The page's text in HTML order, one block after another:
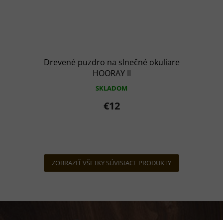
Drevené puzdro na slnečné okuliare
HOORAY II
SKLADOM
€12
ZOBRAZIŤ VŠETKY SÚVISIACE PRODUKTY
Z